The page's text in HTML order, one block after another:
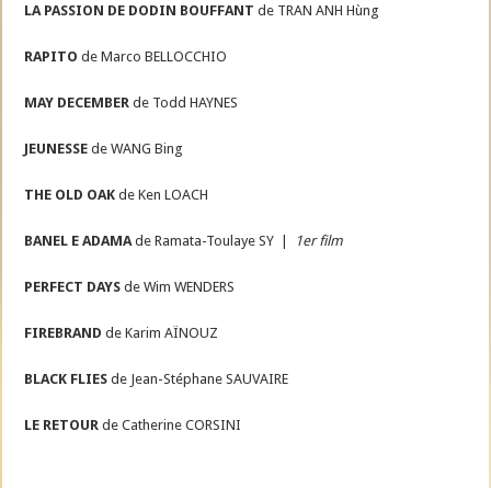
LA PASSION DE DODIN BOUFFANT de TRAN ANH Hùng
RAPITO de Marco BELLOCCHIO
MAY DECEMBER de Todd HAYNES
JEUNESSE de WANG Bing
THE OLD OAK de Ken LOACH
BANEL E ADAMA de Ramata-Toulaye SY | 1er film
PERFECT DAYS de Wim WENDERS
FIREBRAND de Karim AÏNOUZ
BLACK FLIES de Jean-Stéphane SAUVAIRE
LE RETOUR de Catherine CORSINI